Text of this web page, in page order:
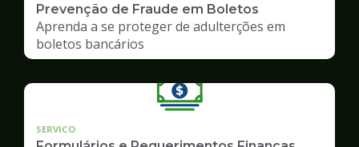
Prevenção de Fraude em Boletos
Aprenda a se proteger de adulterções em
boletos bancários
SERVICO